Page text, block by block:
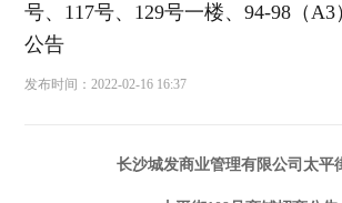
号、117号、129号一楼、94-98（
公告
发布时间： 2022-02-16 16:37
长沙城发商业管理有限公司太平